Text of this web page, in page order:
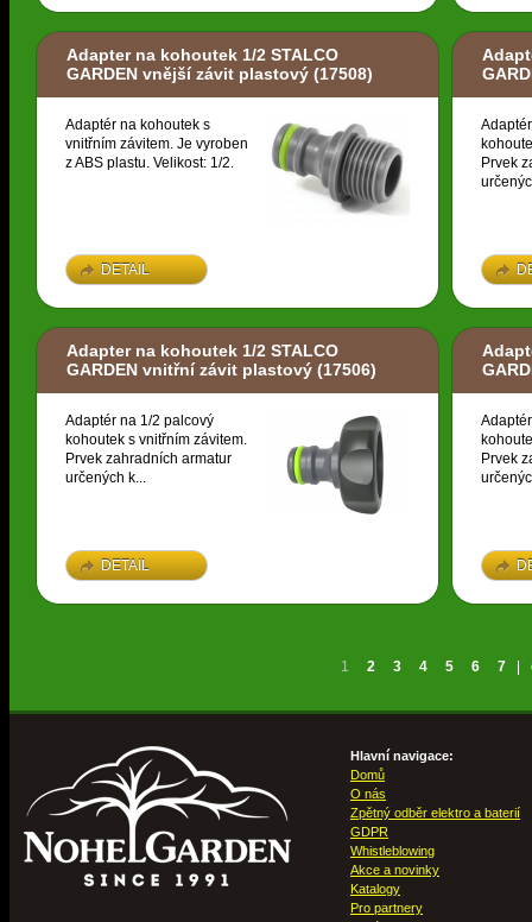
Adapter na kohoutek 1/2 STALCO
GARDEN vnější závit plastový (17508)
Adaptér na kohoutek s
vnitřním závitem. Je vyroben
z ABS plastu. Velikost: 1/2.
DETAIL
Prvek
Adapter na kohoutek 1/2 STALCO
GARDEN vnitřní závit plastový (17506)
Adaptér na 1/2 palcový
kohoutek s vnitřním závitem.
Prvek zahradních armatur
určených k...
DETAIL
Prvek
1 2 3 4 5 6 7
Hlavní navigace:
Domů
O nás
Zpětný odběr elektro a baterií
GDPR
Whistleblowing
Akce a novinky
Katalogy
Pro partnery